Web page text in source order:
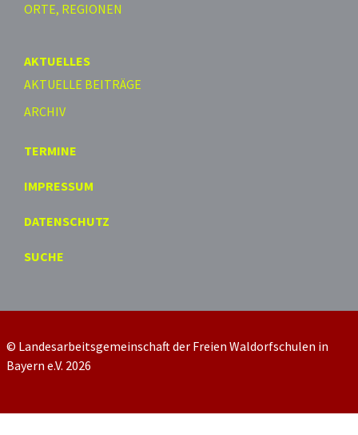
ORTE, REGIONEN
AKTUELLES
AKTUELLE BEITRÄGE
ARCHIV
TERMINE
IMPRESSUM
DATENSCHUTZ
SUCHE
© Landesarbeitsgemeinschaft der Freien Waldorfschulen in
Bayern e.V. 2026